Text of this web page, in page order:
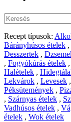
Recept típusok:
Bárányhúsos ételek ,
Desszertek ,
, Fogyókúrás ételek ,
Halételek ,
Lekvárok , Levesek ,
Péksütemények ,
, Szárnyas ételek ,
Vadhúsos ételek ,
ételek , Wok ételek